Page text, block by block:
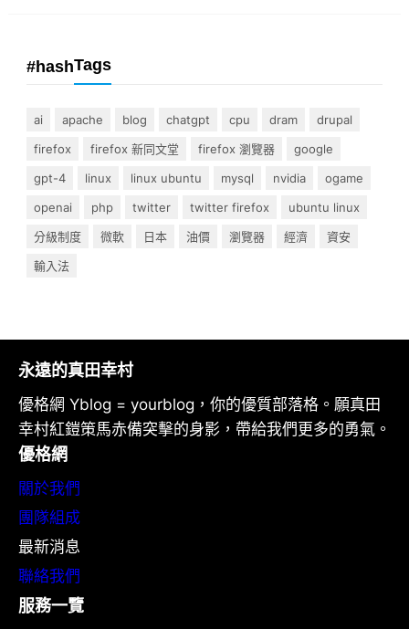
#hashTags
ai apache blog chatgpt cpu dram
drupal
firefox
firefox 新同文堂 firefox 瀏覽器
google
gpt-4
linux linux ubuntu mysql nvidia
ogame
openai
php twitter twitter firefox
ubuntu linux
分級制度
微軟 日本 油價 瀏覽器 經濟
資安
輸入法
永遠的真田幸村
優格網 Yblog = yourblog，你的優質部落格。願真田
幸村紅鎧策馬赤備突擊的身影，帶給我們更多的勇氣。
優格網
關於我們
團隊組成
最新消息
聯絡我們
服務一覽